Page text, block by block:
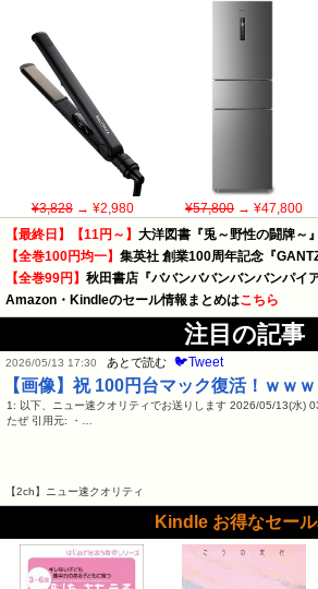
¥3,828→ ¥2,980 ¥57,800→ ¥47,800
【最終日】【11円～】 大洋図書『兎～野性の闘牌～
【全巻100円均一】 集英社 創業100周年記念『
【全巻99円】 秋田書店『ババンババンバンバンパイ
Amazon・Kindleのセール情報まとめはこちら
注目の記事
2026/05/13 17:30 あとで読む 🐦Tweet
【画像】祝 100円台マック復活！ｗｗ
1: 以下、ニュー速クオリティでお送りします 2026/05/13(水)
たぜ 引用元: ・…
【2ch】ニュー速クオリティ
Kindle お得なセー